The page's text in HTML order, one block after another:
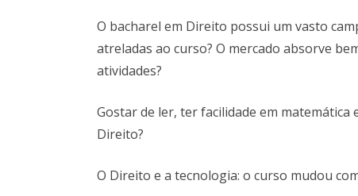
O bacharel em Direito possui um vasto
atreladas ao curso? O mercado absorve
atividades?
Gostar de ler, ter facilidade em
Direito?
O Direito e a tecnologia: o curso mudou